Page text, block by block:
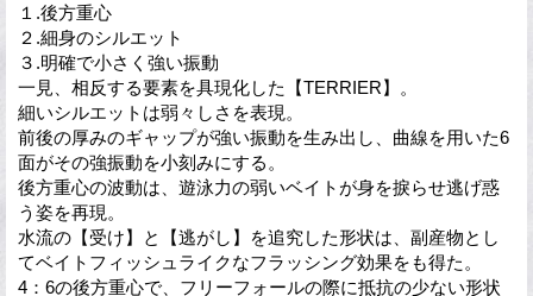
１.後方重心
２.細身のシルエット
３.明確で小さく強い振動
一見、相反する要素を具現化した【TERRIER】。
細いシルエットは弱々しさを表現。
前後の厚みのギャップが強い振動を生み出し、曲線を用いた6
面がその強振動を小刻みにする。
後方重心の波動は、遊泳力の弱いベイトが身を捩らせ逃げ惑
う姿を再現。
水流の【受け】と【逃がし】を追究した形状は、副産物とし
てベイトフィッシュライクなフラッシング効果をも得た。
4：6の後方重心で、フリーフォールの際に抵抗の少ない形状